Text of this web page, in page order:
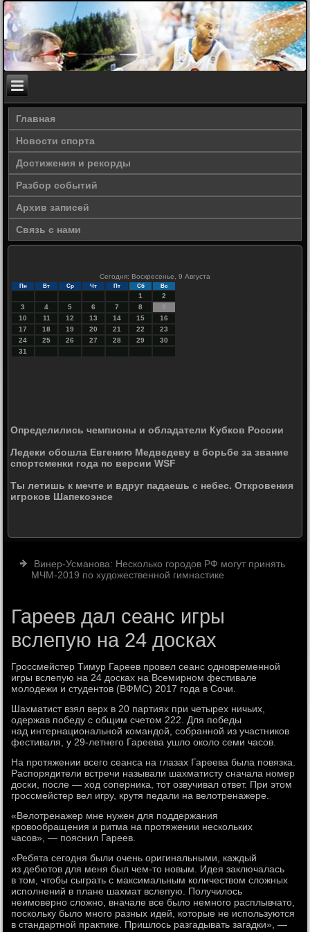
Главная
Новости спорта
Достижения и рекорды
Разбор событий
Архив записей
Связь с нами
Сегодня: Воскресенье, 9 Августа
Пн Вт Ср Чт Пт Сб Вс
1
2
3
4 5 6 7 8
9
10
11 12 13 14 15
16
17
18 19 20 21 22
23
24
25 26 27 28 29
30
31
Определились чемпионы и обладатели Кубков России
Ледеки обошла Евгению Медведеву в борьбе за звание
спортсменки года по версии WSF
Ты летишь к мечте и вдруг падаешь с небес. Откровения
игроков Шапекоэнсе
Винер-Усманова: Несколько городов РФ могут принять
МЧМ-2019 по художественной гимнастике
Гареев дал сеанс игры
вслепую на 24 досках
Гроссмейстер Тимур Гареев провел сеанс одновременной
игры вслепую на 24 досках на Всемирном фестивале
молодежи и студентов (ВФМС) 2017 года в Сочи.
Шахматист взял верх в 20 партиях при четырех ничьих,
одержав победу с общим счетом 222. Для победы
над интернациональной командой, собранной из участников
фестиваля, у 29-летнего Гареева ушло около семи часов.
На протяжении всего сеанса на глазах Гареева была повязка.
Распорядители встречи называли шахматисту сначала номер
доски, после — ход соперника, тот озвучивал ответ. При этом
гроссмейстер вел игру, крутя педали на велотренажере.
«Велотренажер мне нужен для поддержания
кровообращения и ритма на протяжении нескольких
часов», — пояснил Гареев.
«Ребята сегодня были очень оригинальными, каждый
из дебютов для меня был чем-то новым. Идея заключалась
в том, чтобы сыграть с максимальным количеством сложных
исполнений в плане шахмат вслепую. Получилось
неимоверно сложно, вначале все было немного расплывчато,
поскольку было много разных идей, которые не используются
в стандартной практике. Пришлось разгадывать загадки», —